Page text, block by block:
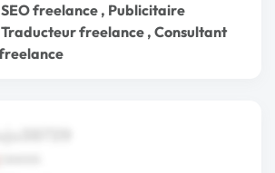
freelance , Publicitaire
Traducteur freelance , Consultant